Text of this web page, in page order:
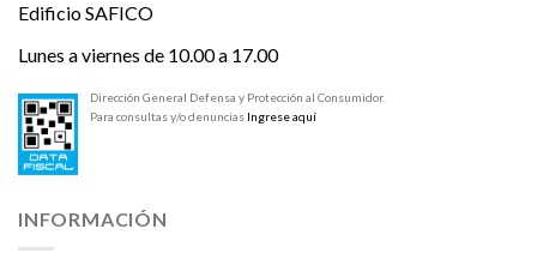
Edificio SAFICO
Lunes a viernes de 10.00 a 17.00
Dirección General Defensa y Protección al Consumidor.
Para consultas y/o denuncias Ingrese aquí
INFORMACIÓN